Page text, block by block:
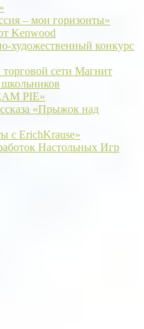
– мои горизонты»
Kenwood
художественный конкурс
сети Магнит
PIE»
«Прыжок над
с ErichKrause»
Настольных Игр